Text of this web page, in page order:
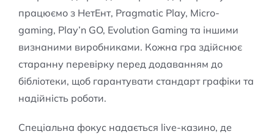
працюємо з НетЕнт, Pragmatic Play, Micro-
gaming, Play’n GO, Evolution Gaming та іншими
визнаними виробниками. Кожна гра здійснює
старанну перевірку перед додаванням до
бібліотеки, щоб гарантувати стандарт графіки та
надійність роботи.
Спеціальна фокус надається live-казино, де